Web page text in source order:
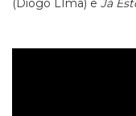
(Diogo LIma) e Já